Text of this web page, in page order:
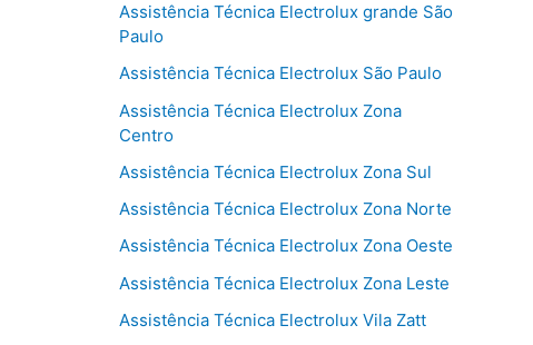
Assistência Técnica Electrolux grande São
Paulo
Assistência Técnica Electrolux São Paulo
Assistência Técnica Electrolux Zona
Centro
Assistência Técnica Electrolux Zona Sul
Assistência Técnica Electrolux Zona Norte
Assistência Técnica Electrolux Zona Oeste
Assistência Técnica Electrolux Zona Leste
Assistência Técnica Electrolux Vila Zatt